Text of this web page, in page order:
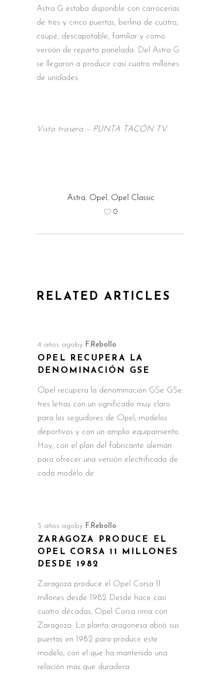
Astra G estaba disponible con carrocerías
de tres y cinco puertas, berlina de cuatro,
coupé, descapotable, familiar y como
versión de reparto panelada. Del Astra G
se llegaron a producir casi cuatro millones
de unidades.
Vista trasera – PUNTA TACÓN TV
Astra, Opel , Opel Classic
0
RELATED ARTICLES
4 años ago by F.Rebollo
OPEL RECUPERA LA
DENOMINACIÓN GSE
Opel recupera la denominación GSe GSe:
tres letras con un significado muy claro
para los seguidores de Opel; modelos
deportivos y con un amplio equipamiento.
Hoy, con el plan del fabricante alemán
para ofrecer una versión electrificada de
cada modelo de
5 años ago by F.Rebollo
ZARAGOZA PRODUCE EL
OPEL CORSA 11 MILLONES
DESDE 1982
Zaragoza produce el Opel Corsa 11
millones desde 1982 Desde hace casi
cuatro décadas, Opel Corsa rima con
Zaragoza. La planta aragonesa abrió sus
puertas en 1982 para producir este
modelo, con el que ha mantenido una
relación más que duradera: